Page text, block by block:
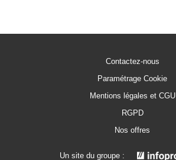
Contactez-nous
Paramétrage Cookie
Mentions légales et CGU
RGPD
Nos offres
Un site du groupe :